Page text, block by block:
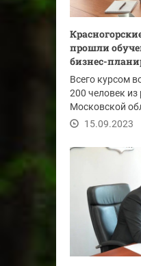
прошли
бизнес-
Всего курсом
200 человек
Московской
15.09.2023